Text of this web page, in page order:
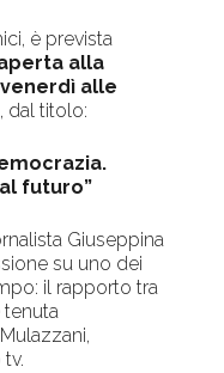
è prevista
alla
venerdì alle
dal titolo:
futuro”
Giuseppina
su uno dei
il rapporto tra
tenuta